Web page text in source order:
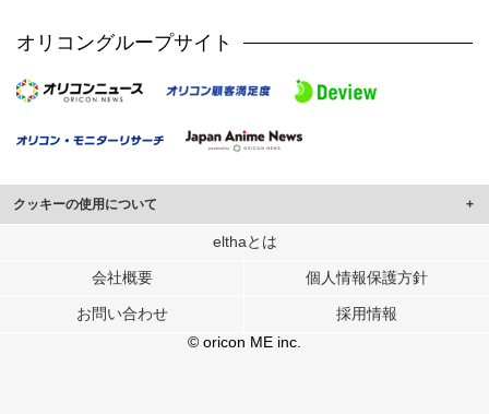
オリコングループサイト
クッキーの使用について
このサイトでは Cookie を使用して、ユーザーに合わせたコンテンツや広告の
行っています。
メディアや広告配信、データ解析の各パートナーに提供しています。
ユーザーが各パートナーのサービスを使用したときに収集した他の情報を組み
elthaとは
会社概要 個人情報保護方針
お問い合わせ
採用情報
© oricon ME inc.